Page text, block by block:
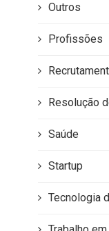
Outros
Profissões
Resolução
Saúde
Startup
Tecnologia